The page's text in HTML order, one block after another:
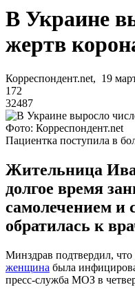
В Украине
жертв
Корреспондент.net, 19
172
32487
Фото: Корреспондент.net
Пациентка поступила в
Жительница
долгое время
самолечением и
обратилась к
Минздрав подтвердил, что
женщина была
пресс-служба МОЗ в